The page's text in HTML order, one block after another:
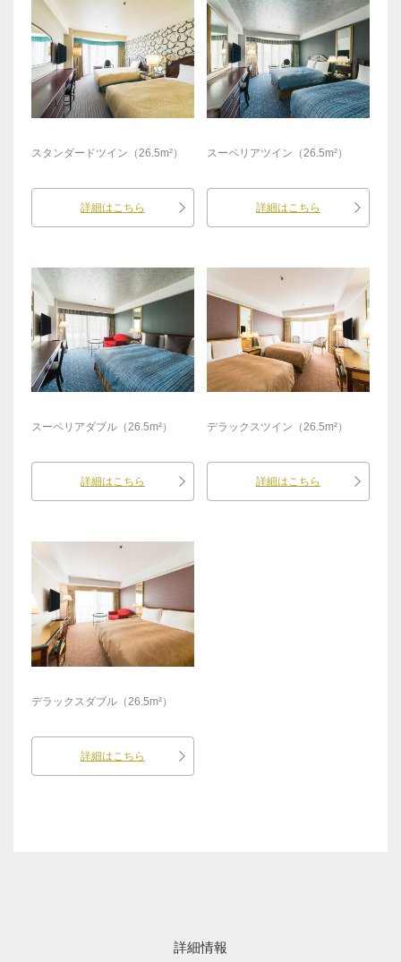
スタンダードツイン（26.5m²）
詳細はこちら
スーペリアツイン（26.5m²）
詳細はこちら
スーペリアダブル（26.5m²）
詳細はこちら
デラックスツイン（26.5m²）
詳細はこちら
デラックスダブル（26.5m²）
詳細はこちら
詳細情報